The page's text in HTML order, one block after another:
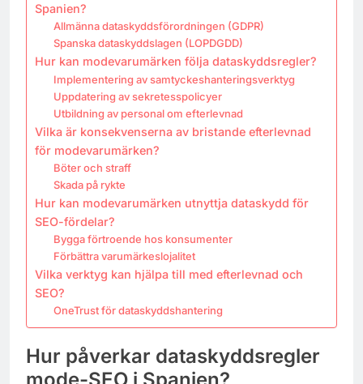
Spanien?
Allmänna dataskyddsförordningen (GDPR)
Spanska dataskyddslagen (LOPDGDD)
Hur kan modevarumärken följa dataskyddsregler?
Implementering av samtyckeshanteringsverktyg
Uppdatering av sekretesspolicyer
Utbildning av personal om efterlevnad
Vilka är konsekvenserna av bristande efterlevnad
för modevarumärken?
Böter och straff
Skada på rykte
Hur kan modevarumärken utnyttja dataskydd för
SEO-fördelar?
Bygga förtroende hos konsumenter
Förbättra varumärkeslojalitet
Vilka verktyg kan hjälpa till med efterlevnad och
SEO?
OneTrust för dataskyddshantering
Hur påverkar dataskyddsregler